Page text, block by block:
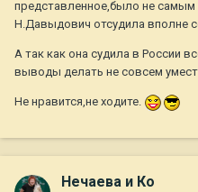
представленное,было не
Н.Давыдович отсудила вполне
А так как она судила в России
выводы делать не совсем
Не нравится,не ходите.
Нечаева и Ко